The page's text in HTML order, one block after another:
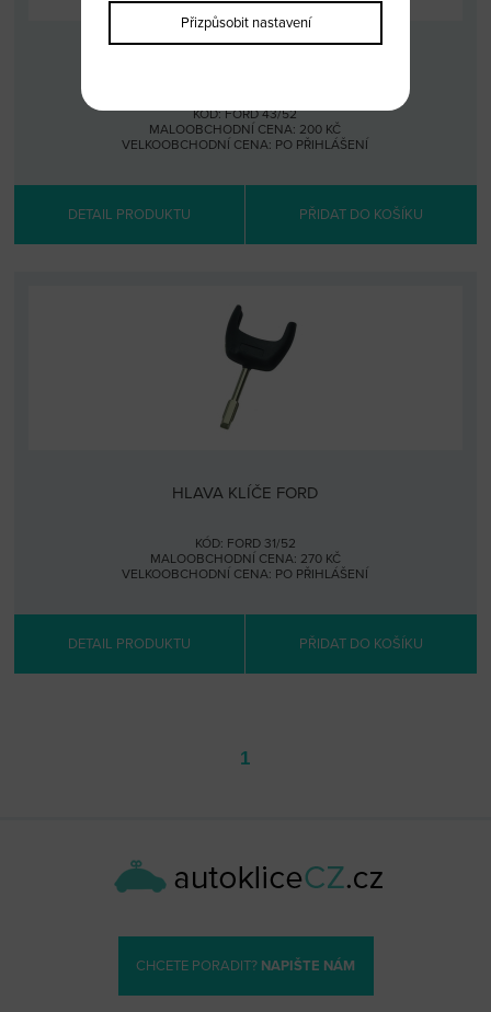
KÓD: FORD 43/52
MALOOBCHODNÍ CENA: 200 KČ
VELKOOBCHODNÍ CENA: PO PŘIHLÁŠENÍ
DETAIL PRODUKTU PŘIDAT DO KOŠÍKU
HLAVA KLÍČE FORD
KÓD: FORD 31/52
MALOOBCHODNÍ CENA: 270 KČ
VELKOOBCHODNÍ CENA: PO PŘIHLÁŠENÍ
DETAIL PRODUKTU PŘIDAT DO KOŠÍKU
1
CHCETE PORADIT? NAPIŠTE NÁM
Přizpůsobit nastavení